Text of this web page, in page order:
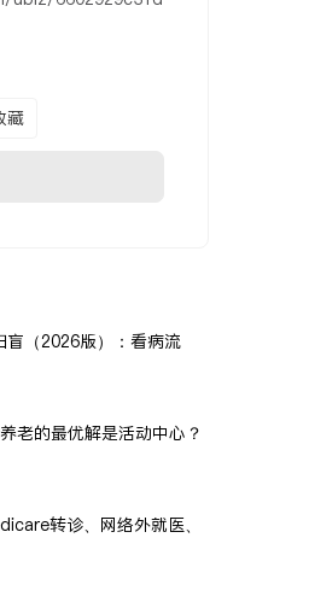
藏
（2026版）：看病流
老的最优解是活动中心？
转诊、网络外就医、